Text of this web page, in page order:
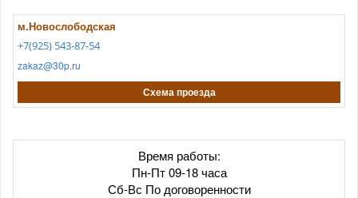
м.Новослободская
+7(925) 543-87-54
zakaz@30p.ru
Схема проезда
Время работы:
Пн-Пт 09-18 часа
Сб-Вс По договоренности